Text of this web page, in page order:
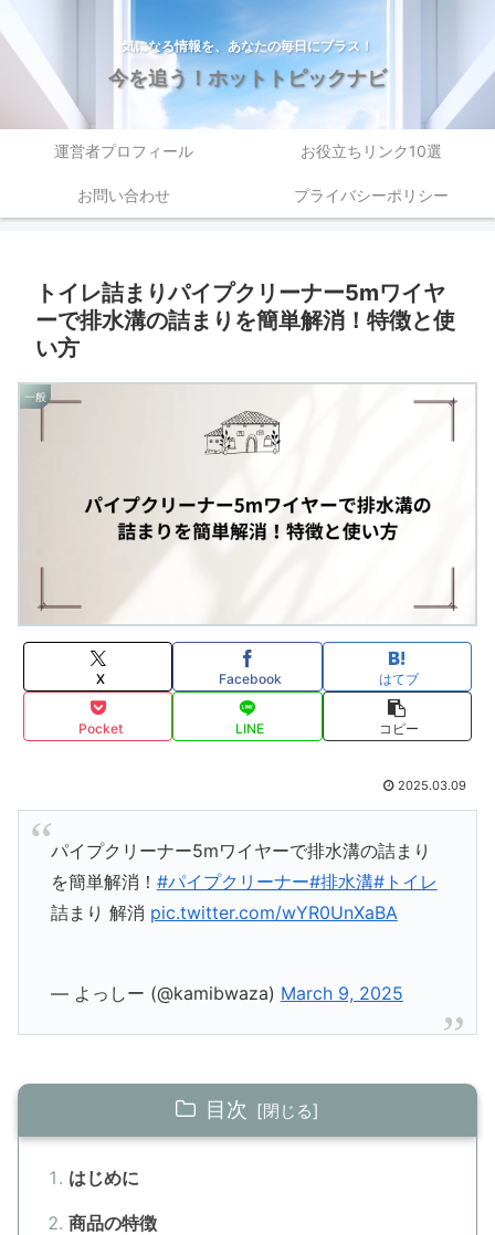
気になる情報を、あなたの毎日にプラス！
今を追う！ホットトピックナビ
運営者プロフィール お役立ちリンク10選
お問い合わせ プライバシーポリシー
トイレ詰まりパイプクリーナー5mワイヤ
ーで排水溝の詰まりを簡単解消！特徴と使
い方
一般
X Facebook はてブ
Pocket LINE コピー
2025.03.09
パイプクリーナー5mワイヤーで排水溝の詰まり
を簡単解消！ #パイプクリーナー#排水溝#トイレ
詰まり 解消 pic.twitter.com/wYR0UnXaBA
— よっしー (@kamibwaza) March 9, 2025
目次
はじめに
商品の特徴